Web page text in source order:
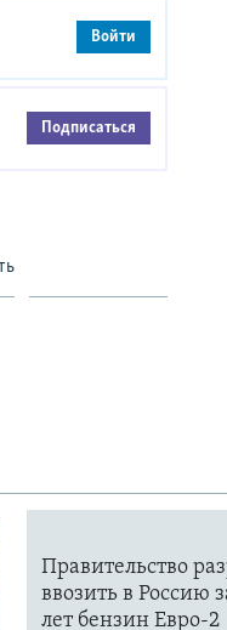
Войти
Подписаться